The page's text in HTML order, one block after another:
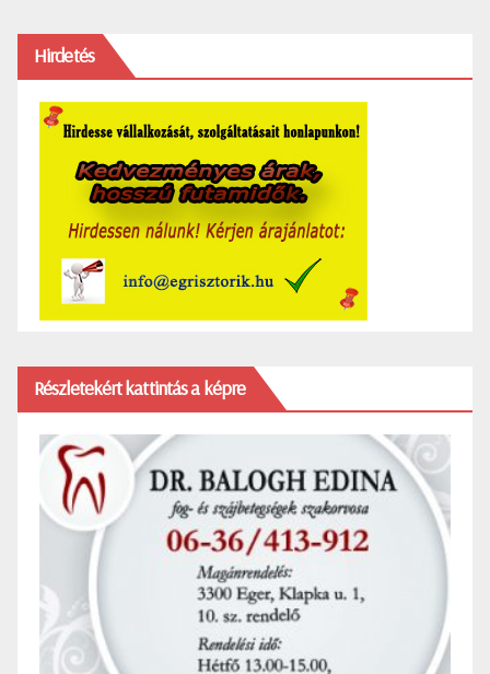
Hirdetés
Részletekért kattintás a képre